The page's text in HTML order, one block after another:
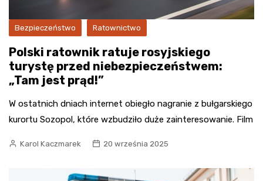
Bezpieczeństwo Ratownictwo
Polski ratownik ratuje rosyjskiego
turystę przed niebezpieczeństwem:
„Tam jest prąd!”
W ostatnich dniach internet obiegło nagranie z bułgarskiego
kurortu Sozopol, które wzbudziło duże zainteresowanie. Film
Karol Kaczmarek 20 września 2025